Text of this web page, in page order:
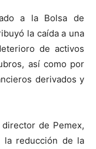
a la Bolsa de
la caída a una
de activos
así como por
derivados y
de Pemex,
la reducción de la